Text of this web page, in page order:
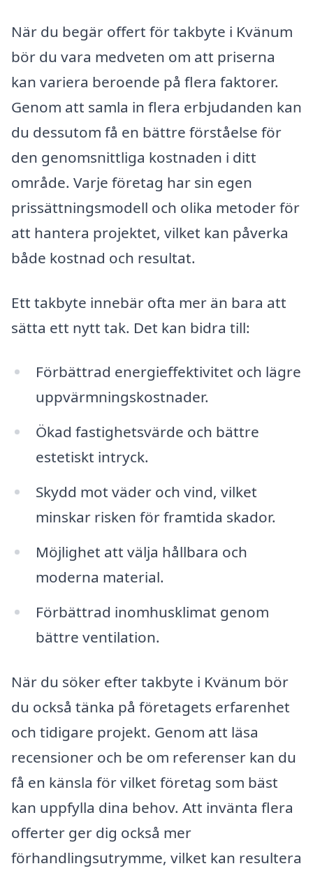
När du begär offert för takbyte i Kvänum
bör du vara medveten om att priserna
kan variera beroende på flera faktorer.
Genom att samla in flera erbjudanden kan
du dessutom få en bättre förståelse för
den genomsnittliga kostnaden i ditt
område. Varje företag har sin egen
prissättningsmodell och olika metoder för
att hantera projektet, vilket kan påverka
både kostnad och resultat.
Ett takbyte innebär ofta mer än bara att
sätta ett nytt tak. Det kan bidra till:
Förbättrad energieffektivitet och lägre
uppvärmningskostnader.
Ökad fastighetsvärde och bättre
estetiskt intryck.
Skydd mot väder och vind, vilket
minskar risken för framtida skador.
Möjlighet att välja hållbara och
moderna material.
Förbättrad inomhusklimat genom
bättre ventilation.
När du söker efter takbyte i Kvänum bör
du också tänka på företagets erfarenhet
och tidigare projekt. Genom att läsa
recensioner och be om referenser kan du
få en känsla för vilket företag som bäst
kan uppfylla dina behov. Att invänta flera
offerter ger dig också mer
förhandlingsutrymme, vilket kan resultera